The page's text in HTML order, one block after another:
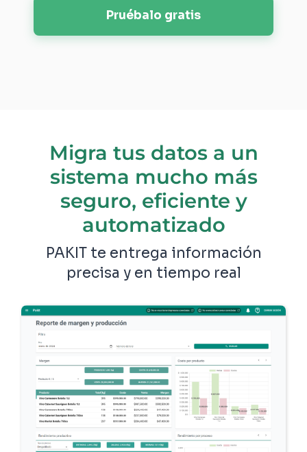
Pruébalo gratis
Migra tus datos a un
sistema mucho más
seguro, eficiente y
automatizado
PAKIT te entrega información
precisa y en tiempo real